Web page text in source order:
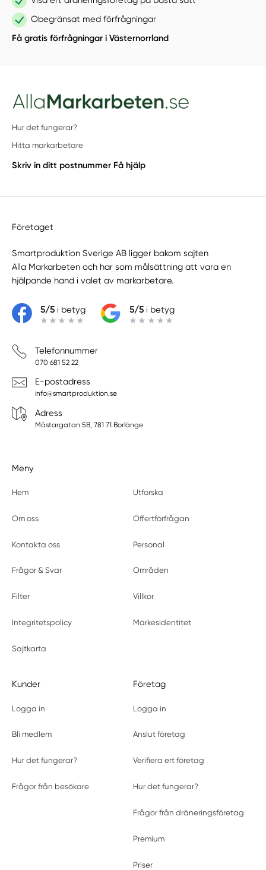
Obegränsat med förfrågningar
Få gratis förfrågningar i Västernorrland
Hur det fungerar?
Hitta markarbetare
Skriv in ditt postnummer Få hjälp
Företaget
Smartproduktion Sverige AB ligger bakom sajten
Alla Markarbeten och har som målsättning att vara en
hjälpande hand i valet av markarbetare.
5/5i betyg 5/5i betyg
Telefonnummer
070 681 52 22
E-postadress
info@smartproduktion.se
Adress
Mästargatan 5B, 781 71 Borlänge
Meny
Hem Utforska
Om oss Offertförfrågan
Kontakta oss Personal
Frågor & Svar Områden
Filter Villkor
Integritetspolicy Märkesidentitet
Sajtkarta
Kunder
Logga in
Bli medlem
Hur det fungerar?
Frågor från besökare
Företag
Logga in
Anslut företag
Verifiera ert företag
Hur det fungerar?
Frågor från dräneringsföretag
Premium
Priser